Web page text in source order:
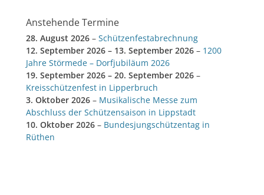
Anstehende Termine
28. August 2026 – Schützenfestabrechnung
12. September 2026 – 13. September 2026 – 1200
Jahre Störmede – Dorfjubiläum 2026
19. September 2026 – 20. September 2026 –
Kreisschützenfest in Lipperbruch
3. Oktober 2026 – Musikalische Messe zum
Abschluss der Schützensaison in Lippstadt
10. Oktober 2026 – Bundesjungschützentag in
Rüthen